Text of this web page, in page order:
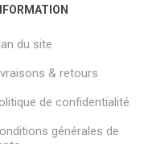
du site
& retours
de confidentialité
générales de